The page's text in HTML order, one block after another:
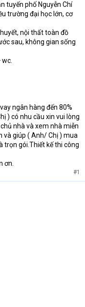
tuyến phố Nguyễn Chí
trường đại học lớn, cơ
nội thất toàn đồ
sau, không gian sống
wc.
ngân hàng đến 80%
) có nhu cầu xin vui lòng
nhà và xem nhà miễn
và giúp ( Anh/ Chị ) mua
trọn gói.Thiết kế thi công
ơn.
#1